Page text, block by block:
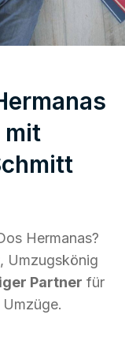
mit
Hermanas?
Umzugskönig
Partner für